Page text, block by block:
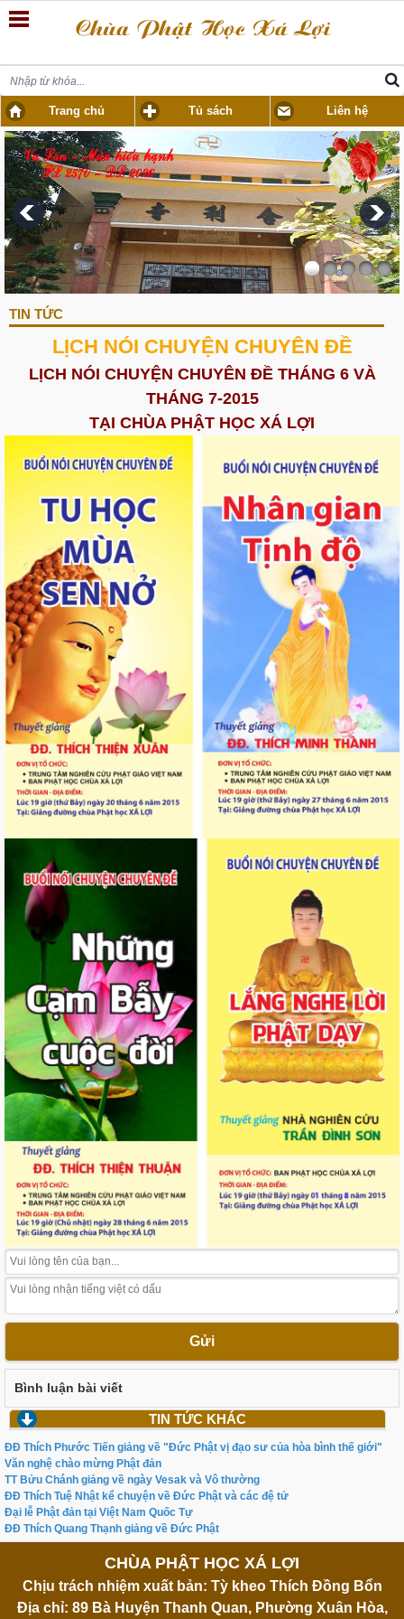
Trang chủ Tủ sách Liên hệ
TIN TỨC
LỊCH NÓI CHUYỆN CHUYÊN ĐỀ
LỊCH NÓI CHUYỆN CHUYÊN ĐỀ THÁNG 6 VÀ
THÁNG 7-2015
TẠI CHÙA PHẬT HỌC XÁ LỢI
Gửi
Bình luận bài viết
TIN TỨC KHÁC
ĐĐ Thích Phước Tiến giảng về "Đức Phật vị đạo sư của hòa bình thế giới"
Văn nghệ chào mừng Phật đản
TT Bửu Chánh giảng về ngày Vesak và Vô thường
ĐĐ Thích Tuệ Nhật kể chuyện về Đức Phật và các đệ tử
Đại lễ Phật đản tại Việt Nam Quốc Tự
ĐĐ Thích Quang Thạnh giảng về Đức Phật
CHÙA PHẬT HỌC XÁ LỢI
Chịu trách nhiệm xuất bản: Tỳ kheo Thích Đồng Bổn
Địa chỉ: 89 Bà Huyện Thanh Quan, Phường Xuân Hòa,